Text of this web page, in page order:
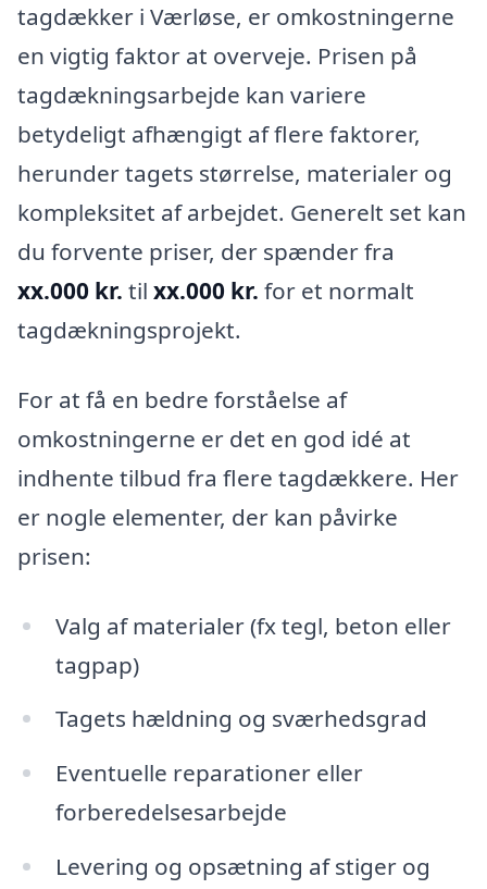
tagdækker i Værløse, er omkostningerne
en vigtig faktor at overveje. Prisen på
tagdækningsarbejde kan variere
betydeligt afhængigt af flere faktorer,
herunder tagets størrelse, materialer og
kompleksitet af arbejdet. Generelt set kan
du forvente priser, der spænder fra
xx.000 kr. til xx.000 kr. for et normalt
tagdækningsprojekt.
For at få en bedre forståelse af
omkostningerne er det en god idé at
indhente tilbud fra flere tagdækkere. Her
er nogle elementer, der kan påvirke
prisen:
Valg af materialer (fx tegl, beton eller
tagpap)
Tagets hældning og sværhedsgrad
Eventuelle reparationer eller
forberedelsesarbejde
Levering og opsætning af stiger og